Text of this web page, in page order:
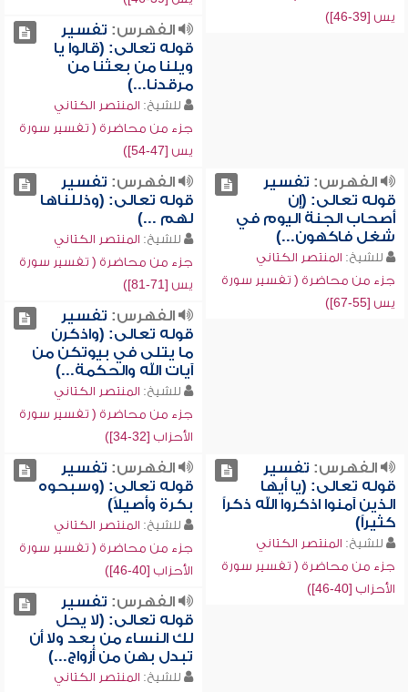
يس [39-46])
الفهرس: تفسير
قوله تعالى: (قالوا يا
ويلنا من بعثنا من
مرقدنا...)
للشيخ: المنتصر الكتاني
جزء من محاضرة ( تفسير سورة
يس [47-54])
الفهرس: تفسير
قوله تعالى: (إن
أصحاب الجنة اليوم في
شغل فاكهون...)
للشيخ: المنتصر الكتاني
جزء من محاضرة ( تفسير سورة
يس [55-67])
الفهرس: تفسير
قوله تعالى: (وذللناها
لهم ...)
للشيخ: المنتصر الكتاني
جزء من محاضرة ( تفسير سورة
يس [71-81])
الفهرس: تفسير
قوله تعالى: (واذكرن
ما يتلى في بيوتكن من
آيات الله والحكمة...)
للشيخ: المنتصر الكتاني
جزء من محاضرة ( تفسير سورة
الأحزاب [32-34])
الفهرس: تفسير
قوله تعالى: (يا أيها
الذين آمنوا اذكروا الله ذكراً
كثيراً)
للشيخ: المنتصر الكتاني
جزء من محاضرة ( تفسير سورة
الأحزاب [40-46])
الفهرس: تفسير
قوله تعالى: (وسبحوه
بكرة وأصيلاً)
للشيخ: المنتصر الكتاني
جزء من محاضرة ( تفسير سورة
الأحزاب [40-46])
الفهرس: تفسير
قوله تعالى: (لا يحل
لك النساء من بعد ولا أن
تبدل بهن من أزواج...)
للشيخ: المنتصر الكتاني